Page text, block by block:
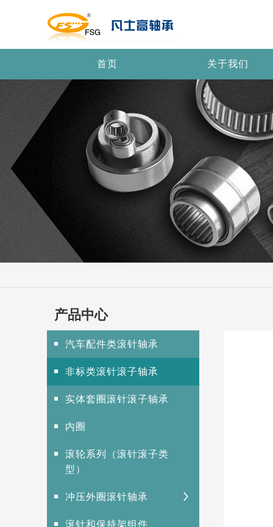
首页 关于我们
产品中心
汽车配件类滚针轴承
非标类滚针滚子轴承
实体套圈滚针滚子轴承
内圈
滚轮系列（滚针滚子类
型）
冲压外圈滚针轴承
滚针和保持架组件